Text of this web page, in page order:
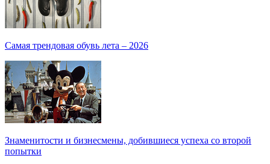
Самая трендовая обувь лета – 2026
Знаменитости и бизнесмены, добившиеся успеха со второй
попытки